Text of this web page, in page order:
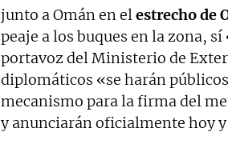
junto a Omán en elestrecho de
peaje a los buques en la zona,
portavoz del Ministerio de
diplomáticos «se harán
mecanismo para la firma del
y anunciarán oficialmente hoy